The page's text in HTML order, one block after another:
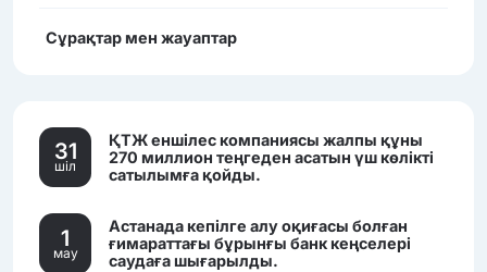
Сұрақтар мен жауаптар
31
шiл
ҚТЖ еншілес компаниясы жалпы құны
270 миллион теңгеден асатын үш көлікті
сатылымға қойды.
1
мау
Астанада кепілге алу оқиғасы болған
ғимараттағы бұрынғы банк кеңселері
саудаға шығарылды.